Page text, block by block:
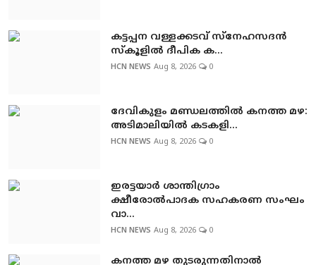
കട്ടപ്പന വള്ളക്കടവ് സ്‌നേഹസദന്‍
സ്‌കൂളില്‍ ദീപിക ക...
HCN NEWS Aug 8, 2026 0
ദേവികുളം മണ്ഡലത്തില്‍ കനത്ത മഴ:
അടിമാലിയില്‍ കടകളി...
HCN NEWS Aug 8, 2026 0
ഇരട്ടയാര്‍ ശാന്തിഗ്രാം
ക്ഷീരോല്‍പാദക സഹകരണ സംഘം
വാ...
HCN NEWS Aug 8, 2026 0
കനത്ത മഴ തുടരുന്നതിനാല്‍